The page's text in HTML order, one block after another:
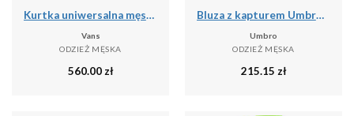
Kurtka uniwersalna męska Vans NO Hood Puffer
Vans
ODZIEŻ MĘSKA
560.00zł
Bluza z kapturem Umbro pro training
Umbro
ODZIEŻ MĘSKA
215.15 zł